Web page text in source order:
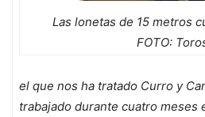
Las lonetas de 15 metros
FOTO:
el que nos ha tratado Curro y
trabajado durante cuatro meses